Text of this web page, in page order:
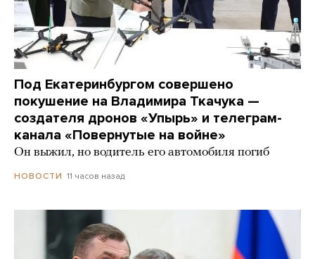
Под Екатеринбургом совершено
покушение на Владимира Ткачука —
создателя дронов «Упырь» и телеграм-
канала «Повернутые на войне»
Он выжил, но водитель его автомобиля погиб
НОВОСТИ 11 часов назад